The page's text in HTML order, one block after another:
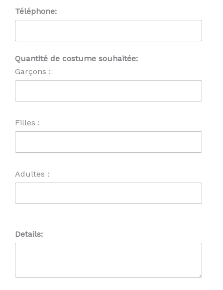
Téléphone:
Quantité de costume souhaitée:
Garçons :
Filles :
Adultes :
Details: